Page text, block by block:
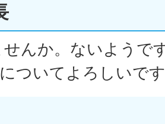
んか。ないようで
ついてよろしいで